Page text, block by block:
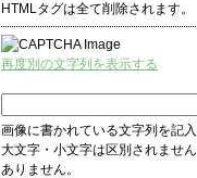
HTMLタグは全て削除されます。
再度別の文字列を表示する
画像に書かれている文字列を記
大文字・小文字は区別されませ
ありません。